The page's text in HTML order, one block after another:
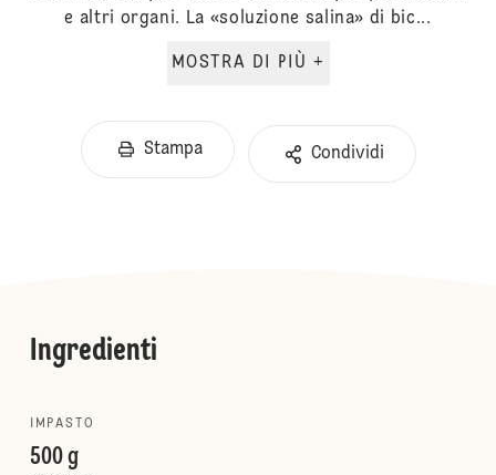
e altri organi. La «soluzione salina» di bic...
MOSTRA DI PIÙ +
Stampa Condividi
Ingredienti
IMPASTO
500 g